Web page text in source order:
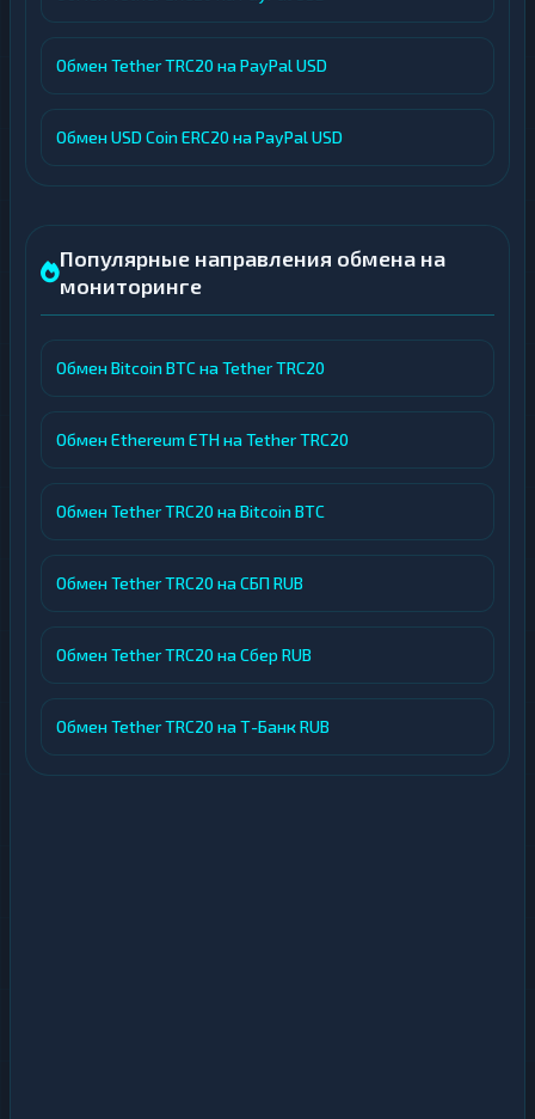
Обмен Tether TRC20 на PayPal USD
Обмен USD Coin ERC20 на PayPal USD
Популярные направления обмена на
мониторинге
Обмен Bitcoin BTC на Tether TRC20
Обмен Ethereum ETH на Tether TRC20
Обмен Tether TRC20 на Bitcoin BTC
Обмен Tether TRC20 на СБП RUB
Обмен Tether TRC20 на Сбер RUB
Обмен Tether TRC20 на Т-Банк RUB